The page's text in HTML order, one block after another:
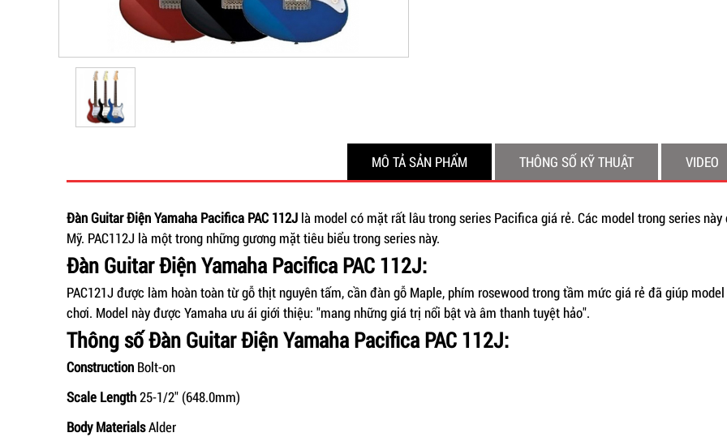
MÔ TẢ SẢN PHẨM THÔNG SỐ KỸ THUẬT VIDEO
Đàn Guitar Điện Yamaha Pacifica PAC 112J là model có mặt rất lâu trong series Pacifica giá rẻ. Các model trong series
Mỹ. PAC112J là một trong những gương mặt tiêu biểu trong series này.
Đàn Guitar Điện Yamaha Pacifica PAC 112J:
PAC121J được làm hoàn toàn từ gỗ thịt nguyên tấm, cần đàn gỗ Maple, phím rosewood trong tầm mức giá rẻ đã giúp
chơi. Model này được Yamaha ưu ái giới thiệu: "mang những giá trị nổi bật và âm thanh tuyệt hảo".
Thông số Đàn Guitar Điện Yamaha Pacifica PAC 112J:
Construction Bolt-on
Scale Length25-1/2" (648.0mm)
Body MaterialsAlder